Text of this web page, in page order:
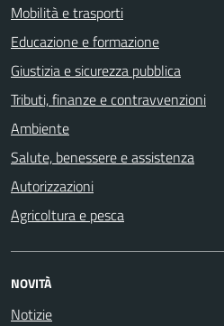
Mobilità e trasporti
Educazione e formazione
Giustizia e sicurezza pubblica
Tributi, finanze e contravvenzioni
Ambiente
Salute, benessere e assistenza
Autorizzazioni
Agricoltura e pesca
NOVITÀ
Notizie